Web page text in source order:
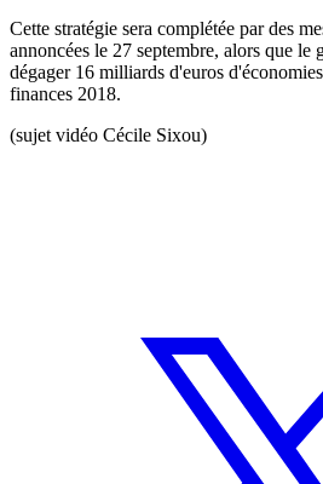
Cette stratégie sera complétée par des
annoncées le 27 septembre, alors que le
dégager 16 milliards d'euros
finances 2018.
(sujet vidéo Cécile Sixou)